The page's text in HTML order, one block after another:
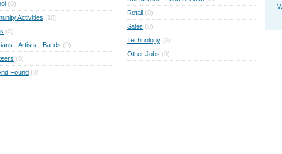
(0)
Activities (10)
(0)
- Artists - Bands (0)
(0)
Found (0)
Retail (0)
Sales (0)
Technology (0)
Other Jobs (0)